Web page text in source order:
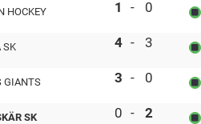
HOCKEY Tullinge TP HC
1 - 0
SK Skutskär SK vs
4 - 3
GIANTS FOC Farsta vs
3 - 0
SK Linden Hockey
0 - 2